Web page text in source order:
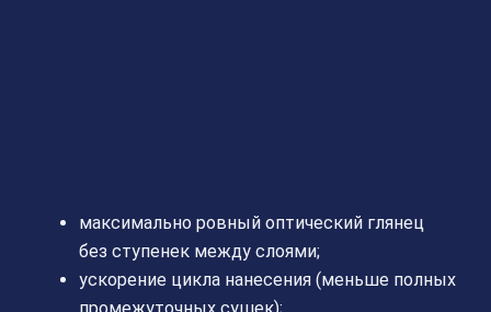
максимально ровный оптический глянец
без ступенек между слоями;
ускорение цикла нанесения (меньше полных